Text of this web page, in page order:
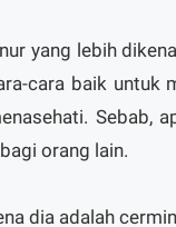
yang lebih
cara baik untuk
Sebab,
orang lain.
dia adalah